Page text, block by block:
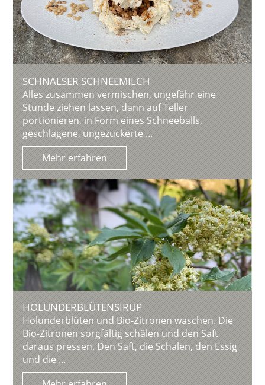
SCHNALSER SCHNEEMILCH
Alles zusammen vermischen, ungefähr eine
Stunde ziehen lassen, dann auf Teller
portionieren, in Form eines Schneeballs,
geschlagene, ungezuckerte ...
Mehr erfahren
HOLUNDERBLÜTENSIRUP
Holunderblüten und Bio-Zitronen waschen. Die
Bio-Zitronen sorgfältig schälen und den Saft
daraus pressen. Den Saft, die Schalen, den Essig
und die ...